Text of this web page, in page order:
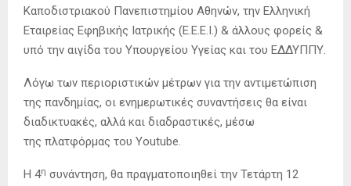
Καποδιστριακού Πανεπιστημίου Αθηνών, την Ελληνική
Εταιρείας Εφηβικής Ιατρικής (E.E.E.I.) & άλλους φορείς &
υπό την αιγίδα του Υπουργείου Υγείας και του ΕΔΔΥΠΠΥ.
Λόγω των περιοριστικών μέτρων για την αντιμετώπιση
της πανδημίας, οι ενημερωτικές συναντήσεις θα είναι
διαδικτυακές, αλλά και διαδραστικές, μέσω
της πλατφόρμας του Youtube.
Η 4η συνάντηση, θα πραγματοποιηθεί την Τετάρτη 12